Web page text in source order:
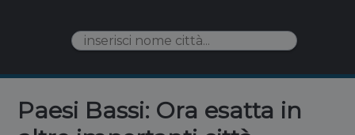
Paesi Bassi: Ora esatta in